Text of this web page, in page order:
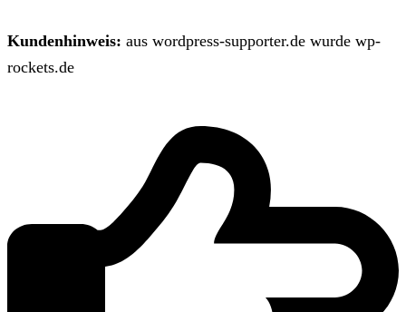
Kundenhinweis: aus wordpress-supporter.de wurde wp-
rockets.de